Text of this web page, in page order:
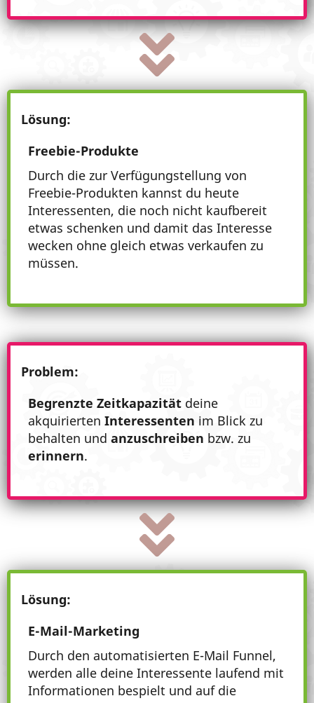
Lösung:
Freebie-Produkte
Durch die zur Verfügungstellung von
Freebie-Produkten kannst du heute
Interessenten, die noch nicht kaufbereit
etwas schenken und damit das Interesse
wecken ohne gleich etwas verkaufen zu
müssen.
Problem:
Begrenzte Zeitkapazität deine
akquirierten Interessenten im Blick zu
behalten und anzuschreiben bzw. zu
erinnern.
Lösung:
E-Mail-Marketing
Durch den automatisierten E-Mail Funnel,
werden alle deine Interessente laufend mit
Informationen bespielt und auf die